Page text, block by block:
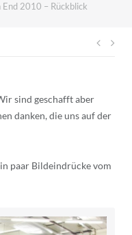
End 2010 – Rückblick
sind geschafft aber
danken, die uns auf der
paar Bildeindrücke vom